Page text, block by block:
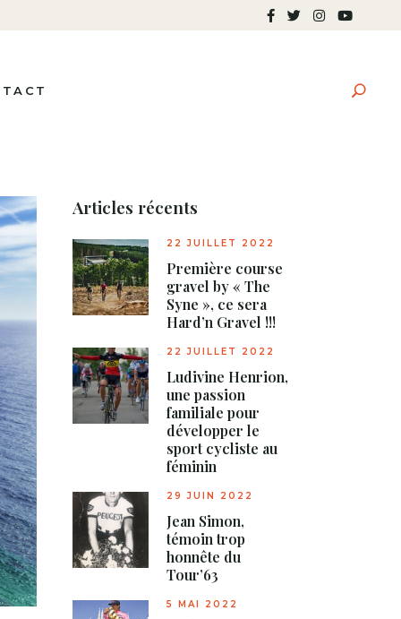
Articles récents
22 JUILLET 2022
Première course
gravel by « The
Syne », ce sera
Hard’n Gravel !!!
22 JUILLET 2022
Ludivine Henrion,
une passion
familiale pour
développer le
sport cycliste au
féminin
29 JUIN 2022
Jean Simon,
témoin trop
honnête du
Tour’63
5 MAI 2022